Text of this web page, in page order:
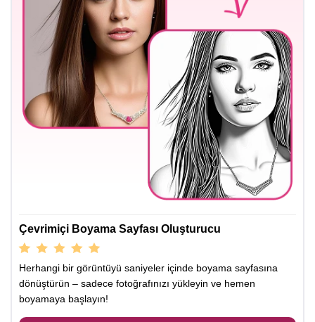
Çevrimiçi Boyama Sayfası Oluşturucu
Herhangi bir görüntüyü saniyeler içinde boyama sayfasına
dönüştürün – sadece fotoğrafınızı yükleyin ve hemen
boyamaya başlayın!